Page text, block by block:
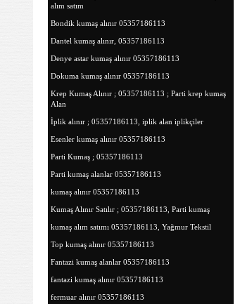
alım satım
Bondik kumaş alınır 05357186113
Dantel kumaş alınır, 05357186113
Denye astar kumaş alınır 05357186113
Dokuma kumaş alınır 05357186113
Krep Kumaş Alınır ; 05357186113 ; Parti krep kumaş
Alan
İplik alınır ; 05357186113, iplik alan iplikçiler
Esenler kumaş alınır 05357186113
Parti Kumaş ; 05357186113
Parti kumaş alanlar 05357186113
kumaş alınır 05357186113
Kumaş Alınır Satılır ; 05357186113, Parti kumaş
kumaş alım satımı 05357186113, Yağmur Tekstil
Top kumaş alınır 05357186113
Fantazi kumaş alanlar 05357186113
fantazi kumaş alınır 05357186113
fermuar alınır 05357186113